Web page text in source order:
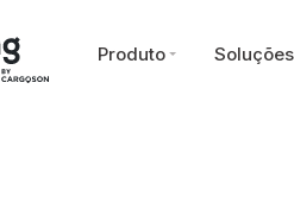
Produto Soluções